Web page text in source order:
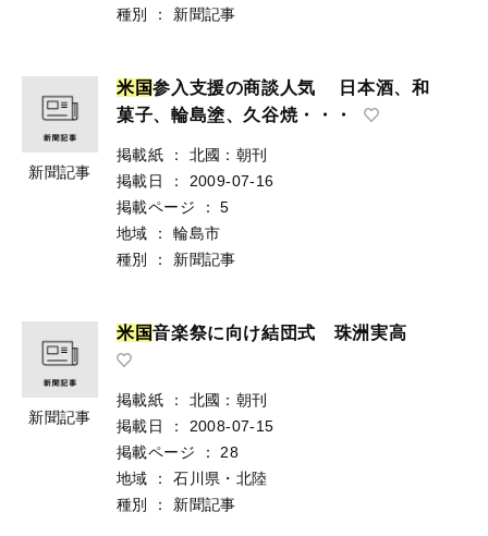
種別
： 新聞記事
新聞記事
米 国参入支援の商談人気 日本酒、和
菓子、輪島塗、久谷焼・・・
掲載紙 ：
北國：朝刊
掲載日
：
2009-07-16
掲載ページ
：
5
地域
：
輪島市
種別
： 新聞記事
新聞記事
米 国音楽祭に向け結団式 珠洲実高
掲載紙 ：
北國：朝刊
掲載日
：
2008-07-15
掲載ページ
：
28
地域
：
石川県・北陸
種別
： 新聞記事